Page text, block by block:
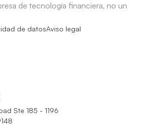
de tecnología financiera, no un
de datosAviso legal
Ste 185 - 1196